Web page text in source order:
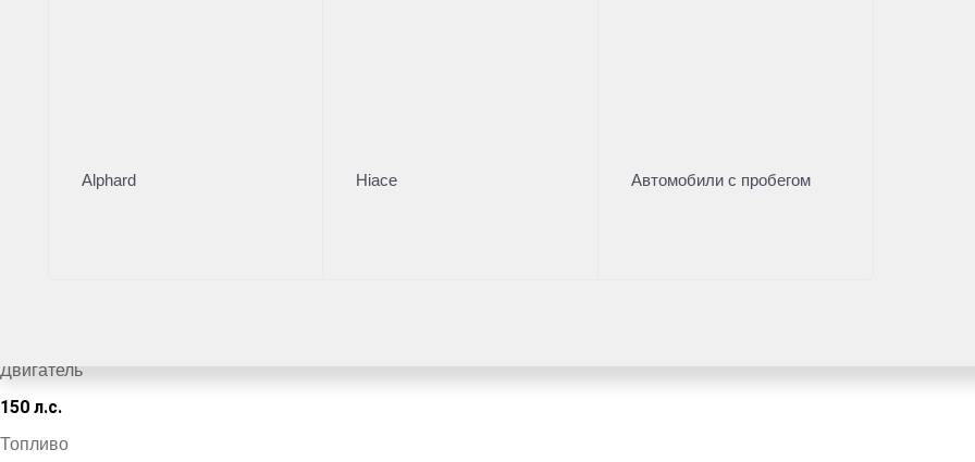
Alphard Hiace Автомобили с пробегом
Серый
Двигатель
150 л.с.
Топливо